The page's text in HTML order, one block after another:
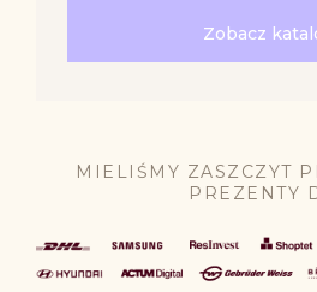
Zobacz
MIELIŚMY ZASZCZYT
PREZENTY